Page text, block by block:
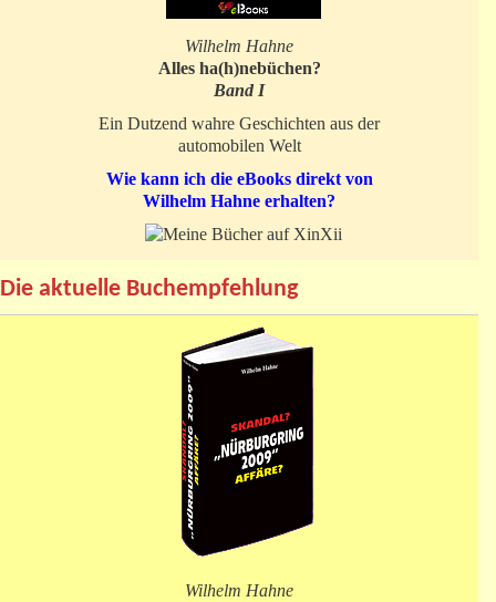
Wilhelm Hahne
Alles ha(h)nebüchen?
Band I
Ein Dutzend wahre Geschichten aus der
automobilen Welt
Wie kann ich die eBooks direkt von
Wilhelm Hahne erhalten?
Die aktuelle Buchempfehlung
Wilhelm Hahne